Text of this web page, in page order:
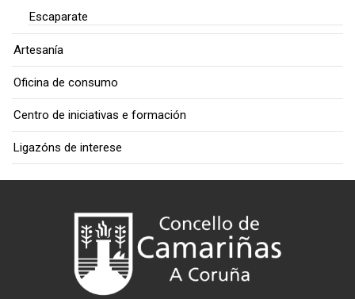
Escaparate
Artesanía
Oficina de consumo
Centro de iniciativas e formación
Ligazóns de interese